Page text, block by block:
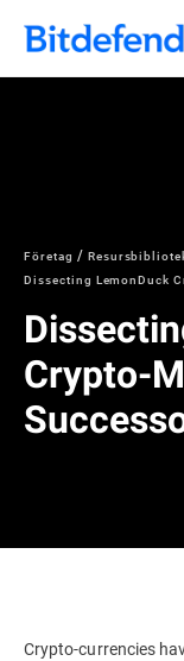
Företag
Dissecting LemonDuck
Crypto-
Crypto-currencies